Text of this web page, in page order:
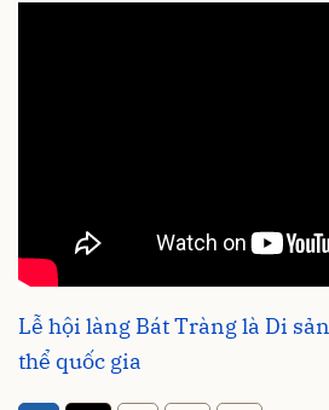
Lễ hội làng Bát Tràng là Di
thể quốc gia